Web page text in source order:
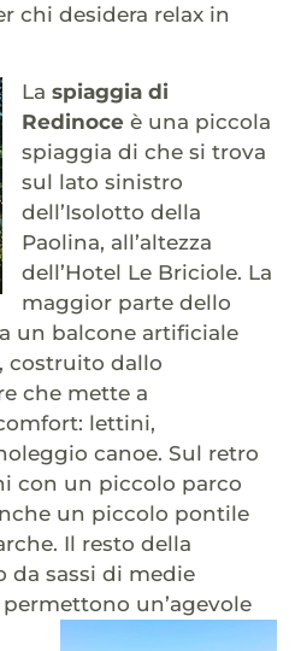
chi desidera relax in
La spiaggia di
Redinoce è una piccola
spiaggia di che si trova
sul lato sinistro
dell’Isolotto della
Paolina, all’altezza
dell’Hotel Le Briciole. La
maggior parte dello
un balcone artificiale
costruito dallo
che mette a
lettini,
canoe. Sul retro
con un piccolo parco
un piccolo pontile
Il resto della
da sassi di medie
un’agevole